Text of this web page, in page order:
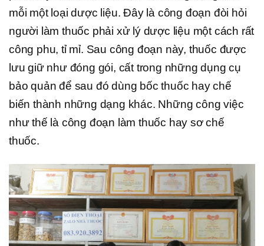
mỗi một loại dược liệu. Đây là công đoạn đòi hỏi
người làm thuốc phải xử lý dược liệu một cách rất
công phu, tỉ mỉ. Sau công đoạn này, thuốc được
lưu giữ như đóng gói, cất trong những dụng cụ
bảo quản để sau đó dùng bốc thuốc hay chế
biến thành những dạng khác. Những công việc
như thế là công đoạn làm thuốc hay sơ chế
thuốc.